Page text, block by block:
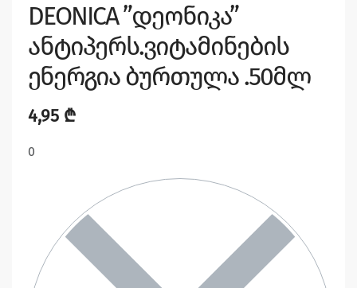
DEONICA ”დეონიკა”
ანტიპერს.ვიტამინების
ენერგია ბურთულა .50მლ
4,95 ₾
0